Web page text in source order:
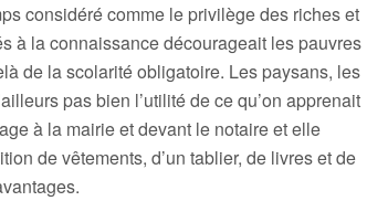
considéré comme le privilège des riches et
à la connaissance décourageait les pauvres
de la scolarité obligatoire. Les paysans, les
pas bien l’utilité de ce qu’on apprenait
à la mairie et devant le notaire et elle
de vêtements, d’un tablier, de livres et de